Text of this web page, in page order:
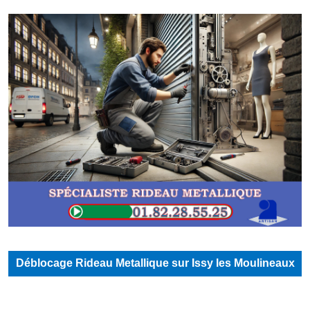
Déblocage Rideau Metallique sur Issy les Moulineaux